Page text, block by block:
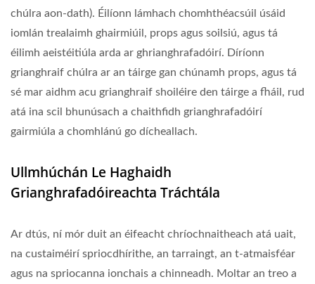
chúlra aon-dath). Éilíonn lámhach chomhthéacsúil úsáid
iomlán trealaimh ghairmiúil, props agus soilsiú, agus tá
éilimh aeistéitiúla arda ar ghrianghrafadóirí. Díríonn
grianghraif chúlra ar an táirge gan chúnamh props, agus tá
sé mar aidhm acu grianghraif shoiléire den táirge a fháil, rud
atá ina scil bhunúsach a chaithfidh grianghrafadóirí
gairmiúla a chomhlánú go dícheallach.
Ullmhúchán Le Haghaidh
Grianghrafadóireachta Tráchtála
Ar dtús, ní mór duit an éifeacht chríochnaitheach atá uait,
na custaiméirí spriocdhírithe, an tarraingt, an t-atmaisféar
agus na spriocanna ionchais a chinneadh. Moltar an treo a